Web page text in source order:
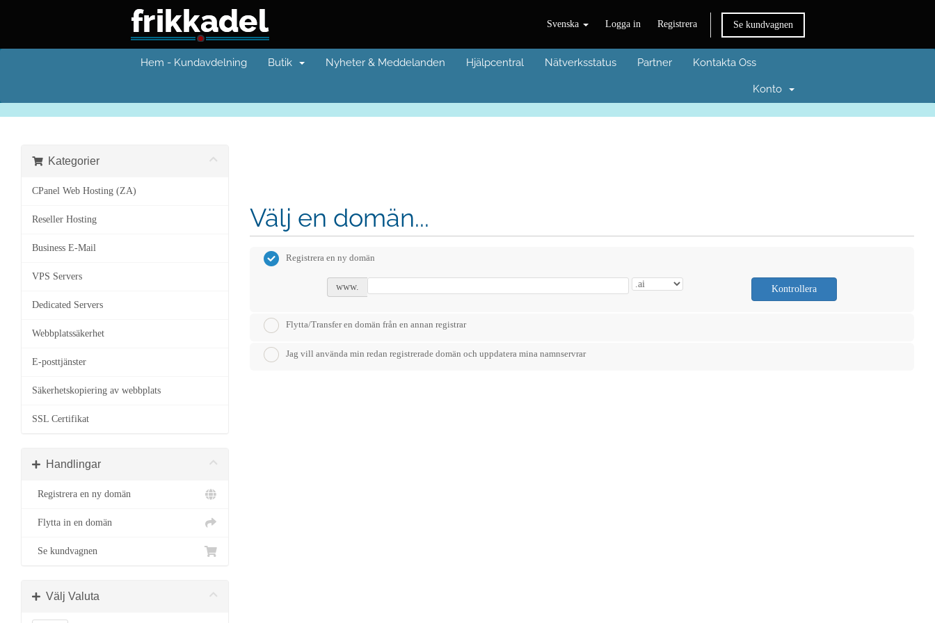
Svenska Logga in Registrera Se kundvagnen
Hem - Kundavdelning Butik Nyheter & Meddelanden Hjälpcentral Nätverksstatus Partner Kontakta Oss
Konto
Kategorier
CPanel Web Hosting (ZA)
Reseller Hosting
Business E-Mail
VPS Servers
Dedicated Servers
Webbplatssäkerhet
E-posttjänster
Säkerhetskopiering av webbplats
SSL Certifikat
Handlingar
Registrera en ny domän
Flytta in en domän
Se kundvagnen
Välj Valuta
Välj en domän...
Registrera en ny domän
www. Kontrollera
Flytta/Transfer en domän från en annan registrar
Jag vill använda min redan registrerade domän och uppdatera mina namnservrar